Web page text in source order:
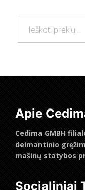
Apie
Cedima GMBH
deimantinio
mašinų statybos
Socialiniai